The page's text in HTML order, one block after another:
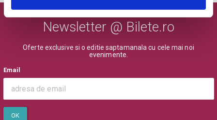
Newsletter @ Bilete.ro
Oferte exclusive si o editie saptamanala cu cele mai noi
evenimente.
Email
OK